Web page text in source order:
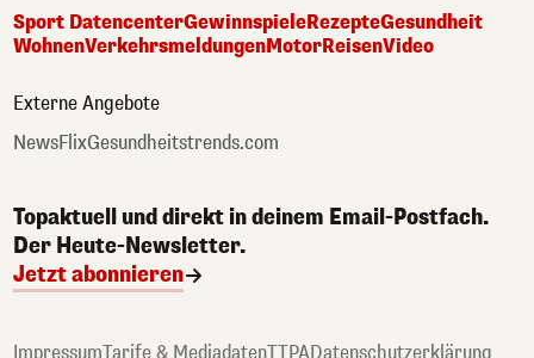
Sport DatencenterGewinnspieleRezepteGesundheit
WohnenVerkehrsmeldungenMotorReisenVideo
Externe Angebote
NewsFlixGesundheitstrends.com
Topaktuell und direkt in deinem Email-Postfach.
Der Heute-Newsletter.
Jetzt abonnieren
ImpressumTarife & MediadatenTTPADatenschutzerklärung